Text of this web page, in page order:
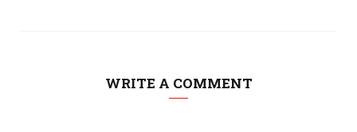
WRITE A COMMENT